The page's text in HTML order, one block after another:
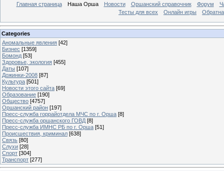
Главная страница Наша Орша Новости Оршанский справочник Форум
Тесты для всех
Онлайн игры
Categories
Аномальные явления [42]
Бизнес [1359]
Бомонд [53]
Здоровье, экология [455]
Даты [107]
Дожинки-2008 [87]
Культура [501]
Новости этого сайта [69]
Образование [190]
Общество [4757]
Оршанский район [197]
Пресс-служба горрайотдела МЧС по г. Орша [8]
Пресс-служба оршанского ГОВД [8]
Пресс-служба ИМНС РБ по г. Орша [51]
Проиcшествия, криминал [638]
Связь [80]
Слухи [28]
Спорт [304]
Транспорт [277]